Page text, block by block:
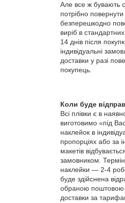
Але все ж бувають
потрібно
безперешкодно
виріб в
14 днів після
індивідуальні
доставки у разі
покупець.
Коли буде
Всі плівки є в
виготовимо «під
наклейок в
пропорціях або за
макетів
замовником.
наклейки — 2-4
буде здійснена
обраною поштовою
доставки за